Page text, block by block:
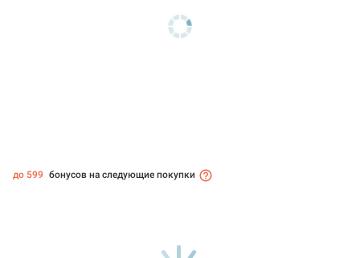
до 599 бонусов на следующие покупки